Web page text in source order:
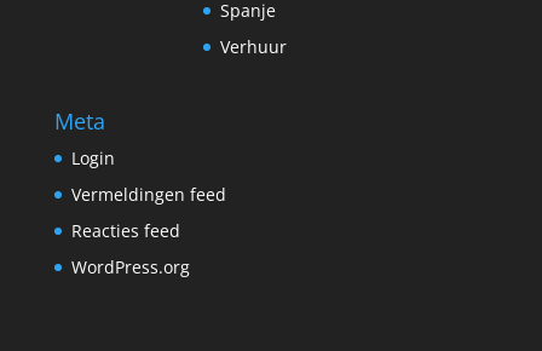
Spanje
Verhuur
Meta
Login
Vermeldingen feed
Reacties feed
WordPress.org